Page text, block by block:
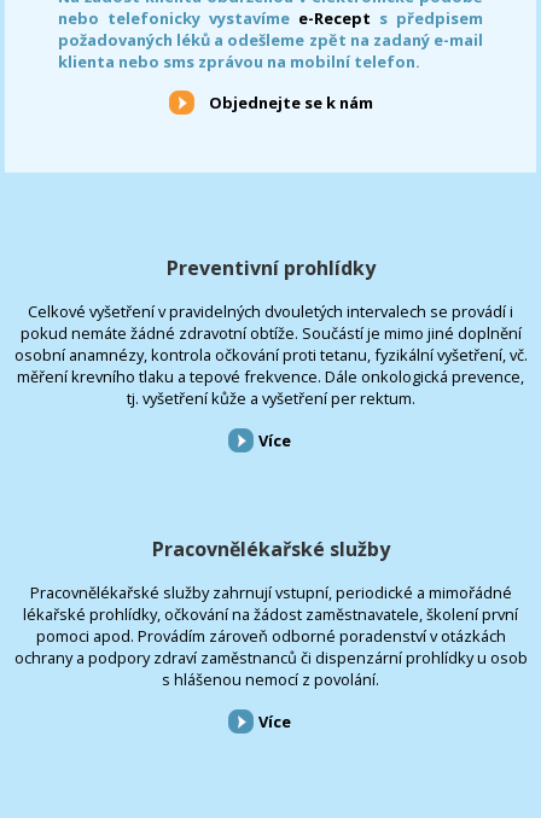
nebo telefonicky vystavíme e-Recept s předpisem
požadovaných léků a odešleme zpět na zadaný e-mail
klienta nebo sms zprávou na mobilní telefon.
Objednejte se k nám
Preventivní prohlídky
Celkové vyšetření v pravidelných dvouletých intervalech se provádí i
pokud nemáte žádné zdravotní obtíže. Součástí je mimo jiné doplnění
osobní anamnézy, kontrola očkování proti tetanu, fyzikální vyšetření, vč.
měření krevního tlaku a tepové frekvence. Dále onkologická prevence,
tj. vyšetření kůže a vyšetření per rektum.
Více
Pracovnělékařské služby
Pracovnělékařské služby zahrnují vstupní, periodické a mimořádné
lékařské prohlídky, očkování na žádost zaměstnavatele, školení první
pomoci apod. Provádím zároveň odborné poradenství v otázkách
ochrany a podpory zdraví zaměstnanců či dispenzární prohlídky u osob
s hlášenou nemocí z povolání.
Více